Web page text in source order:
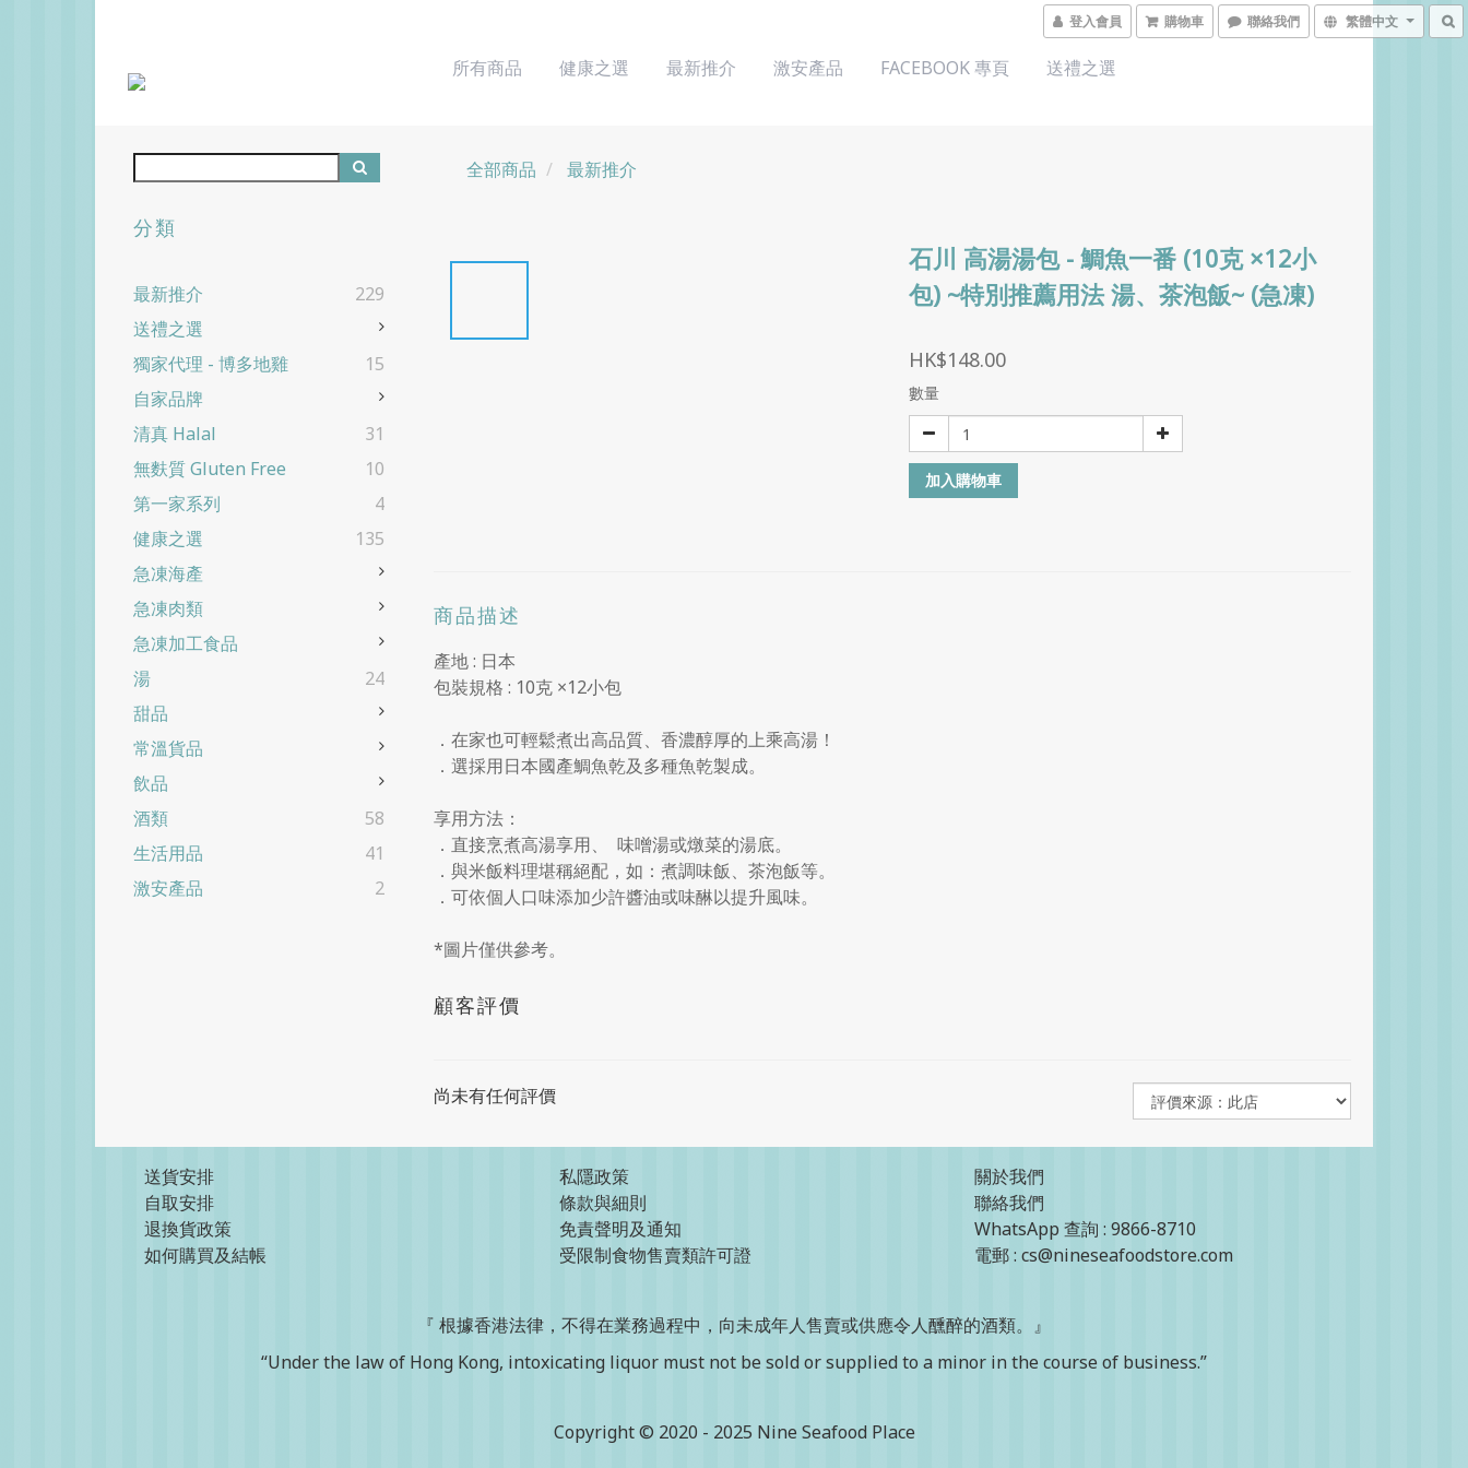
登入會員 購物車 聯絡我們 繁體中文
所有商品 健康之選 最新推介 激安產品 FACEBOOK 專頁 送禮之選
分類
最新推介
229
送禮之選
獨家代理 - 博多地雞
15
自家品牌
清真 Halal
31
無麩質 Gluten Free
10
第一家系列
4
健康之選
135
急凍海產
急凍肉類
急凍加工食品
湯
24
甜品
常溫貨品
飲品
酒類
58
生活用品
41
激安產品
2
全部商品 最新推介
石川 高湯湯包 - 鯛魚一番 (10克 ×12小
包) ~特別推薦用法 湯、茶泡飯~ (急凍)
HK$148.00
數量
加入購物車
商品描述
產地 : 日本
包裝規格 : 10克 ×12小包
．在家也可輕鬆煮出高品質、香濃醇厚的上乘高湯！
．選採用日本國產鯛魚乾及多種魚乾製成。
享用方法：
．直接烹煮高湯享用、 味噌湯或燉菜的湯底。
．與米飯料理堪稱絕配，如：煮調味飯、茶泡飯等。
．可依個人口味添加少許醬油或味醂以提升風味。
*圖片僅供參考。
顧客評價
尚未有任何評價
送貨安排
自取安排
退換貨政策
如何購買及結帳
私隱政策
條款與細則
免責聲明及通知
受限制食物售賣類許可證
關於我們
聯絡我們
WhatsApp 查詢 : 9866-8710
電郵 : cs@nineseafoodstore.com
『 根據香港法律，不得在業務過程中，向未成年人售賣或供應令人醺醉的酒類。』
“Under the law of Hong Kong, intoxicating liquor must not be sold or supplied to a minor in the course of business.”
Copyright © 2020 - 2025 Nine Seafood Place